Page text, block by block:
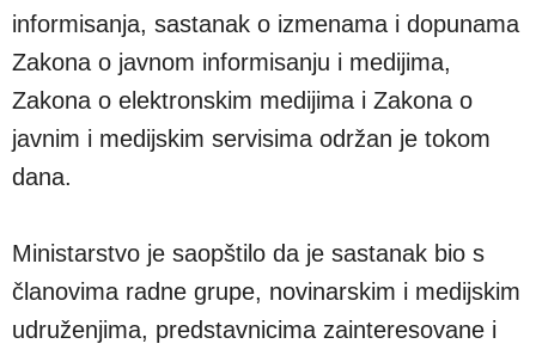
informisanja, sastanak o izmenama i dopunama
Zakona o javnom informisanju i medijima,
Zakona o elektronskim medijima i Zakona o
javnim i medijskim servisima održan je tokom
dana.
Ministarstvo je saopštilo da je sastanak bio s
članovima radne grupe, novinarskim i medijskim
udruženjima, predstavnicima zainteresovane i